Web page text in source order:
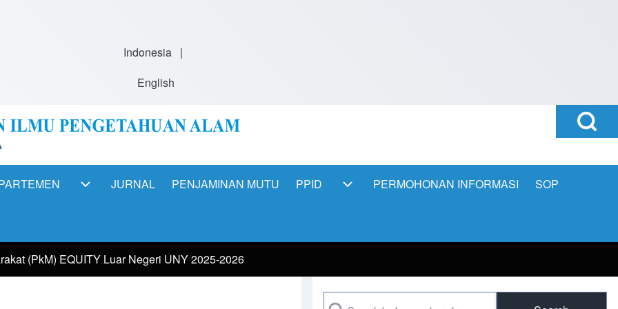
Indonesia |
English
Search
Block
JURNAL PENJAMINAN MUTU PPID PERMOHONAN INFORMASI SOP
(PkM) EQUITY Luar Negeri UNY 2025-2026
Search